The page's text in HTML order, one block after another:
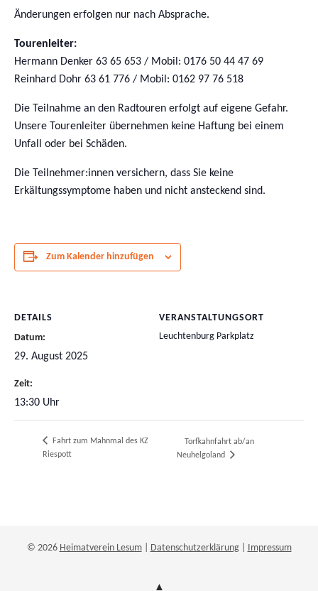
Änderungen erfolgen nur nach Absprache.
Tourenleiter:
Hermann Denker 63 65 653 / Mobil: 0176 50 44 47 69
Reinhard Dohr 63 61 776 / Mobil: 0162 97 76 518
Die Teilnahme an den Radtouren erfolgt auf eigene Gefahr.
Unsere Tourenleiter übernehmen keine Haftung bei einem
Unfall oder bei Schäden.
Die Teilnehmer:innen versichern, dass Sie keine
Erkältungssymptome haben und nicht ansteckend sind.
Zum Kalender hinzufügen
DETAILS
Datum:
29. August 2025
Zeit:
13:30 Uhr
VERANSTALTUNGSORT
Leuchtenburg Parkplatz
Fahrt zum Mahnmal des KZ
Riespott
Torfkahnfahrt ab/an
Neuhelgoland
© 2026 Heimatverein Lesum| Datenschutzerklärung| Impressum